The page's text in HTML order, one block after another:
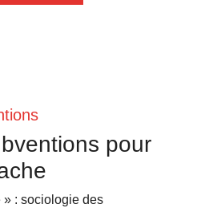
pour
» : sociologie des